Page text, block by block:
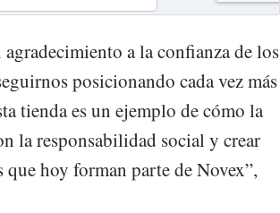
a la confianza de los
posicionando cada vez más
tienda es un ejemplo de cómo la
la responsabilidad social y crear
hoy forman parte de Novex”,